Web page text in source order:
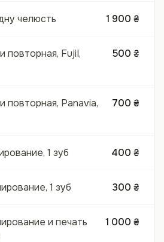
челюсть 1 900 ₴
повторная, FujiI,
500 ₴
повторная, Panavia,
700 ₴
1 зуб 400 ₴
1 зуб 300 ₴
и печать
1 000 ₴